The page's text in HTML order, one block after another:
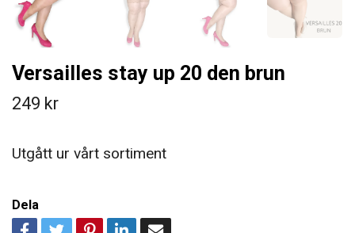
Versailles stay up 20 den brun
249 kr
Utgått ur vårt sortiment
Dela